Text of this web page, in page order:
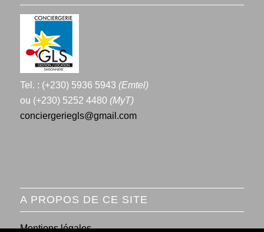
Tel. : (+230) 5936 5943 (Emtel)
ou (+230) 5252 4480 (MyT)
conciergeriegls@gmail.com
A PROPOS DE CE SITE
Mentions légales